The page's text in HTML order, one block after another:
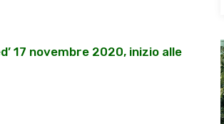
17 novembre 2020, inizio alle